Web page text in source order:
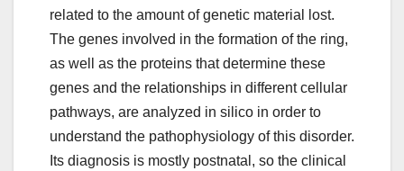
related to the amount of genetic material lost.
The genes involved in the formation of the ring,
as well as the proteins that determine these
genes and the relationships in different cellular
pathways, are analyzed in silico in order to
understand the pathophysiology of this disorder.
Its diagnosis is mostly postnatal, so the clinical